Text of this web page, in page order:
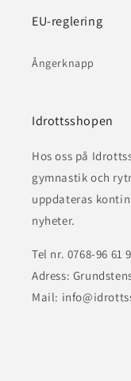
EU-reglering
Ångerknapp
Idrottsshopen
Hos oss på
gymnastik och
uppdateras
nyheter.
Tel nr. 0768-96 61
Adress:
Mail: